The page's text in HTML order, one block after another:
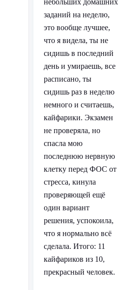
заданий на неделю,
это вообще лучшее,
что я видела, ты не
сидишь в последний
день и умираешь, все
расписано, ты
сидишь раз в неделю
немного и считаешь,
кайфарики. Экзамен
не проверяла, но
спасла мою
последнюю нервную
клетку перед ФОС от
стресса, кинула
проверяющей ещё
один вариант
решения, успокоила,
что я нормально всё
сделала. Итого: 11
кайфариков из 10,
прекрасный человек.